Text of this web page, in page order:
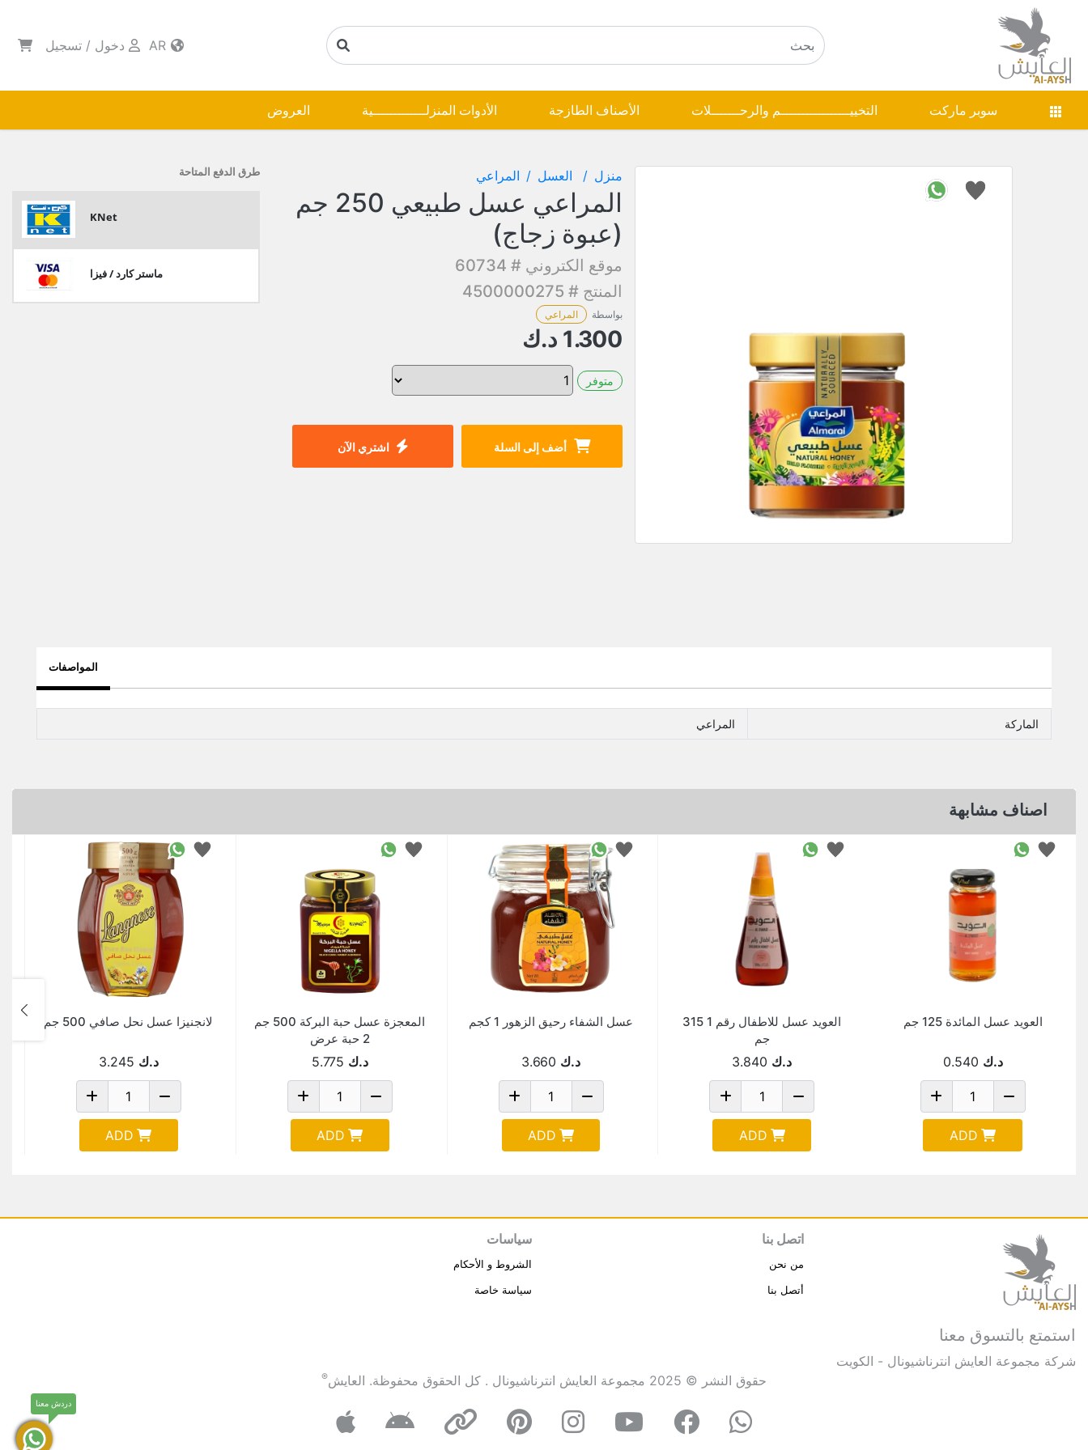
دخول / تسجيل
سوبر ماركت التخييـــــــــــــــــم والرحـــــــلات الأصناف الطازجة الأدوات المنزلـــــــــــــية العروض
منزل العسل المراعي
المراعي عسل طبيعي 250 جم
(عبوة زجاج)
موقع الكتروني # 60734
المنتج # 4500000275
بواسطة المراعي
1.300 د.ك
متوفر
أضف إلى السلة اشتري الآن
طرق الدفع المتاحة
KNet
ماستر كارد / فيزا
المواصفات
الماركة المراعي
اصناف مشابهة
العويد عسل المائدة 125 جم
د.ك 0.540
ADD
العويد عسل للاطفال رقم 1 315
جم
د.ك 3.840
ADD
عسل الشفاء رحيق الزهور 1 كجم
د.ك 3.660
ADD
المعجزة عسل حبة البركة 500 جم
2 حبة عرض
د.ك 5.775
ADD
لانجنيزا عسل نحل صافي 500 جم
د.ك 3.245
ADD
استمتع بالتسوق معنا
شركة مجموعة العايش انترناشيونال - الكويت
اتصل بنا
من نحن
أتصل بنا
سياسات
الشروط و الأحكام
سياسة خاصة
حقوق النشر © 2025 مجموعة العايش انترناشيونال . كل الحقوق محفوظة. العايش®
دردش معنا